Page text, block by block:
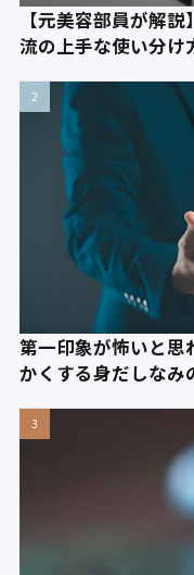
【元美容部員が解
流の上手な使い分け
第一印象が怖いと思
かくする身だしなみ